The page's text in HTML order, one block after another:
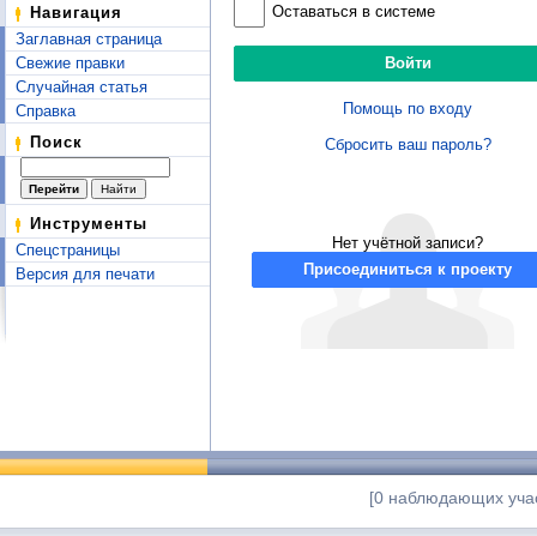
Навигация
Заглавная страница
Свежие правки
Случайная статья
Справка
Поиск
Инструменты
Спецстраницы
Версия для печати
Оставаться в системе
Помощь по входу
Сбросить ваш пароль?
Нет учётной записи?
Присоединиться к проекту
[0 наблюдающих